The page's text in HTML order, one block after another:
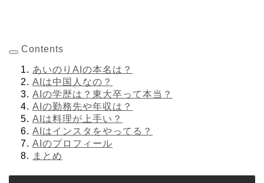
Contents
あいのりAIの本名は？
AIは中国人なの？
AIの学歴は？東大卒って本当？
AIの勤務先や年収は？
AIは料理が上手い？
AIはインスタをやってる？
AIのプロフィール
まとめ